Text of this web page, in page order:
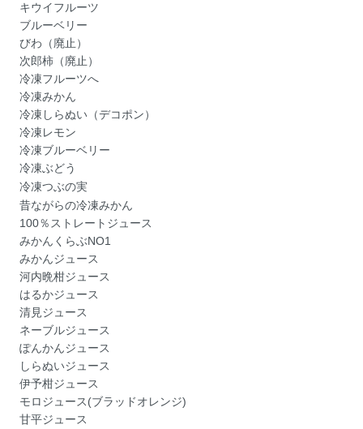
キウイフルーツ
ブルーベリー
びわ（廃止）
次郎柿（廃止）
冷凍フルーツへ
冷凍みかん
冷凍しらぬい（デコポン）
冷凍レモン
冷凍ブルーベリー
冷凍ぶどう
冷凍つぶの実
昔ながらの冷凍みかん
100％ストレートジュース
みかんくらぶNO1
みかんジュース
河内晩柑ジュース
はるかジュース
清見ジュース
ネーブルジュース
ぽんかんジュース
しらぬいジュース
伊予柑ジュース
モロジュース(ブラッドオレンジ)
甘平ジュース